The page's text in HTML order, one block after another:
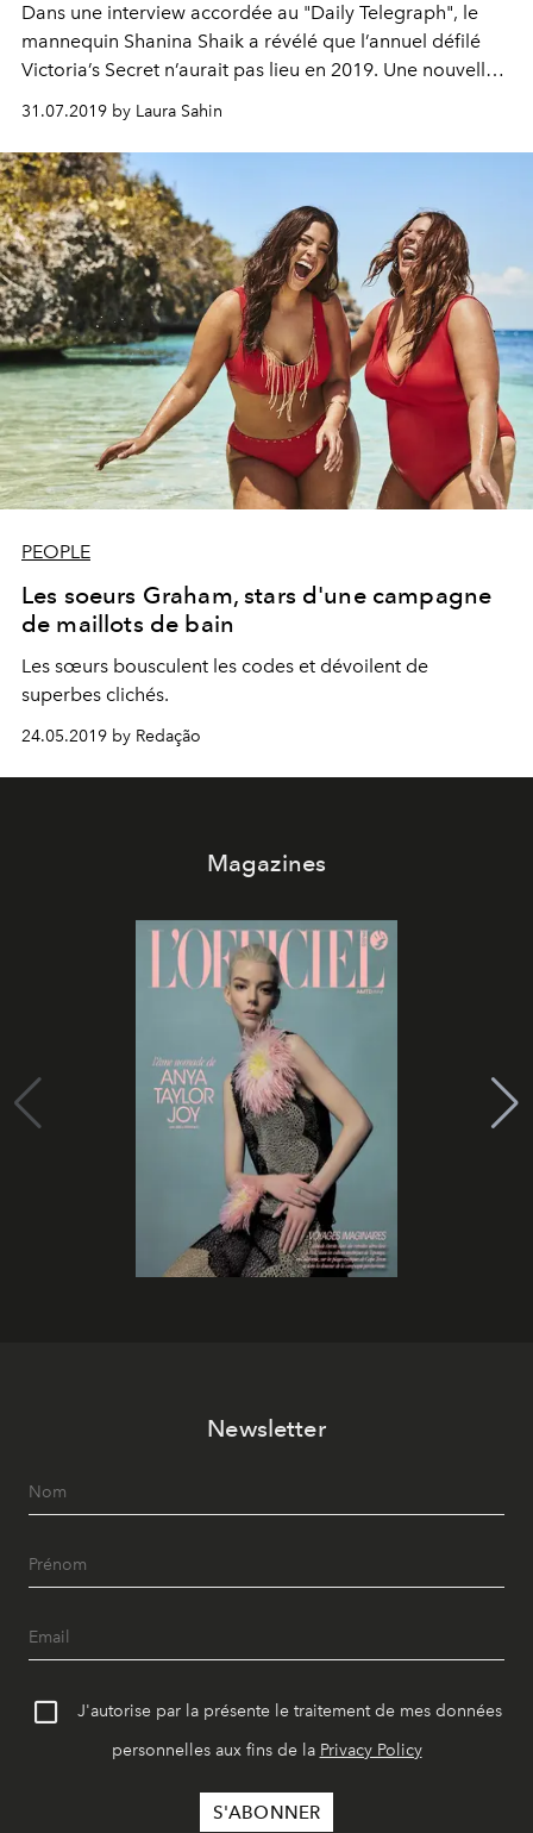
Dans une interview accordée au "Daily Telegraph", le
mannequin Shanina Shaik a révélé que l’annuel défilé
Victoria’s Secret n’aurait pas lieu en 2019. Une nouvelle
pas vraiment étonnante.
31.07.2019 by Laura Sahin
PEOPLE
Les soeurs Graham, stars d'une campagne
de maillots de bain
Les sœurs bousculent les codes et dévoilent de
superbes clichés.
24.05.2019 by Redação
Magazines
Newsletter
J'autorise par la présente le traitement de mes données
personnelles aux fins de la Privacy Policy